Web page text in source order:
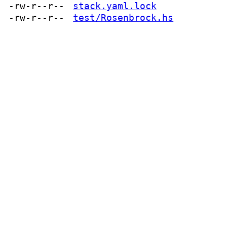
-rw-r--r--
stack.yaml.lock
-rw-r--r--
test/Rosenbrock.hs